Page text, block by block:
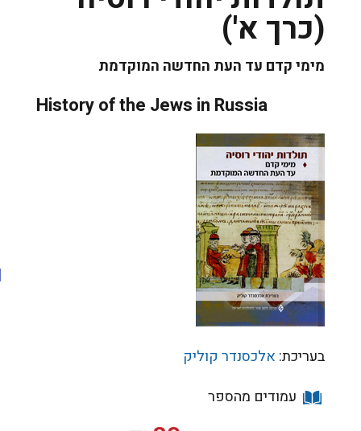
(כרך א')
מימי קדם עד העת החדשה המוקדמת
History of the Jews in Russia
בעריכת:אלכסנדר קוליק
עמודים מהספר